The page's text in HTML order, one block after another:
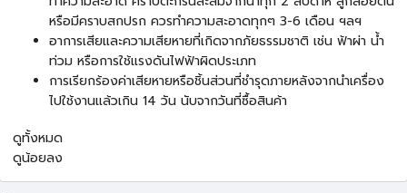
หรือมีคราบสกปรก ควรทำความสะอาดทุกๆ 3-6 เดือน ฯลฯ
อาการเสียและความเสียหายที่เกิดจากภัยธรรมชาติ เช่น ฟ้าผ่า น้ำ
ท่วม หรือการใช้แรงดันไฟฟ้าผิดประเภท
การเรียกร้องค่าเสียหายหรือชิ้นส่วนที่ชำรุดภายหลังจากนำเครื่อง
ไปใช้งานแล้วเกิน 14 วัน นับจากวันที่ซื้อสินค้า
ดูทั้งหมด
ดูน้อยลง